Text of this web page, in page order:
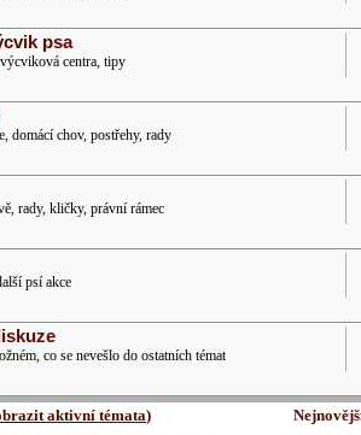
psa
centra, tipy
domácí chov, postřehy, rady
rady, kličky, právní rámec
psí akce
co se nevešlo do ostatních témat
aktivní témata)